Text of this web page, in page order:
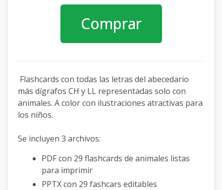
Comprar
Flashcards con todas las letras del abecedario
más dígrafos CH y LL representadas solo con
animales. A color con ilustraciones atractivas para
los niños.
Se incluyen 3 archivos:
PDF con 29 flashcards de animales listas
para imprimir
PPTX con 29 fashcars editables